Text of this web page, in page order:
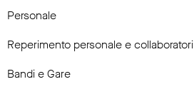
Personale
Reperimento personale e collaboratori
Bandi e Gare